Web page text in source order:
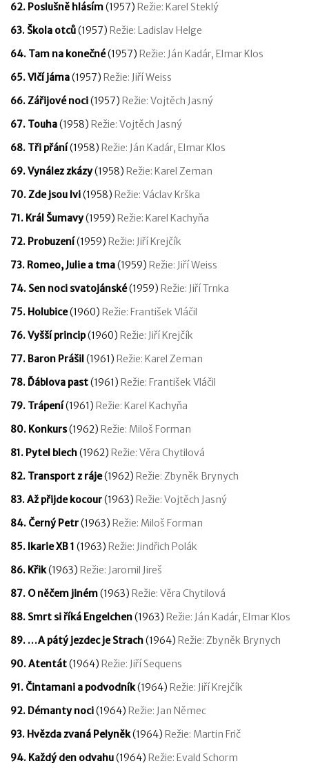
62. Poslušně hlásím(1957) Režie: Karel Steklý
63. Škola otců(1957) Režie: Ladislav Helge
64. Tam na konečné(1957) Režie: Ján Kadár, Elmar Klos
65. Vlčí jáma(1957) Režie: Jiří Weiss
66. Zářijové noci(1957) Režie: Vojtěch Jasný
67. Touha(1958) Režie: Vojtěch Jasný
68. Tři přání(1958) Režie: Ján Kadár, Elmar Klos
69. Vynález zkázy(1958) Režie: Karel Zeman
70. Zde jsou lvi(1958) Režie: Václav Krška
71. Král Šumavy(1959) Režie: Karel Kachyňa
72. Probuzení(1959) Režie: Jiří Krejčík
73. Romeo, Julie a tma(1959) Režie: Jiří Weiss
74. Sen noci svatojánské(1959) Režie: Jiří Trnka
75. Holubice(1960) Režie: František Vláčil
76. Vyšší princip(1960) Režie: Jiří Krejčík
77. Baron Prášil (1961) Režie: Karel Zeman
78. Ďáblova past(1961) Režie: František Vláčil
79. Trápení(1961) Režie: Karel Kachyňa
80. Konkurs(1962) Režie: Miloš Forman
81. Pytel blech(1962) Režie: Věra Chytilová
82. Transport z ráje(1962) Režie: Zbyněk Brynych
83. Až přijde kocour(1963) Režie: Vojtěch Jasný
84. Černý Petr(1963) Režie: Miloš Forman
85. Ikarie XB 1 (1963) Režie: Jindřich Polák
86. Křik(1963) Režie: Jaromil Jireš
87. O něčem jiném(1963) Režie: Věra Chytilová
88. Smrt si říká Engelchen(1963) Režie: Ján Kadár, Elmar Klos
89. …A pátý jezdec je Strach(1964) Režie: Zbyněk Brynych
90. Atentát(1964) Režie: Jiří Sequens
91. Čintamani a podvodník(1964) Režie: Jiří Krejčík
92. Démanty noci(1964) Režie: Jan Němec
93. Hvězda zvaná Pelyněk(1964) Režie: Martin Frič
94. Každý den odvahu(1964) Režie: Evald Schorm